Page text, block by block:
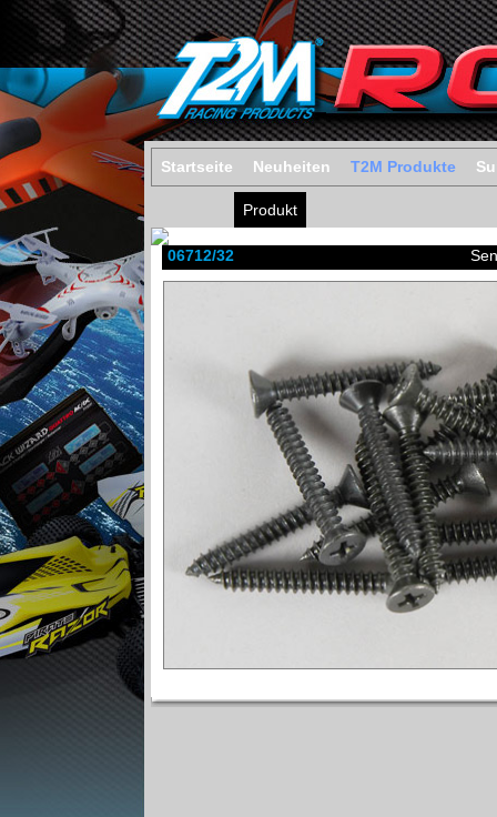
Startseite Neuheiten T2M Produkte
Produkt
06712/32